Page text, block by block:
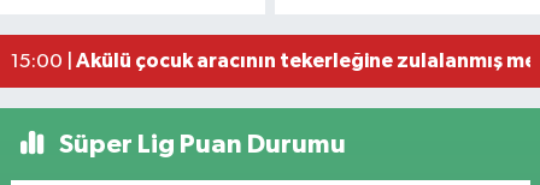
15:00 | Akülü çocuk aracının tekerleğine zulalanmış
Süper Lig Puan Durumu